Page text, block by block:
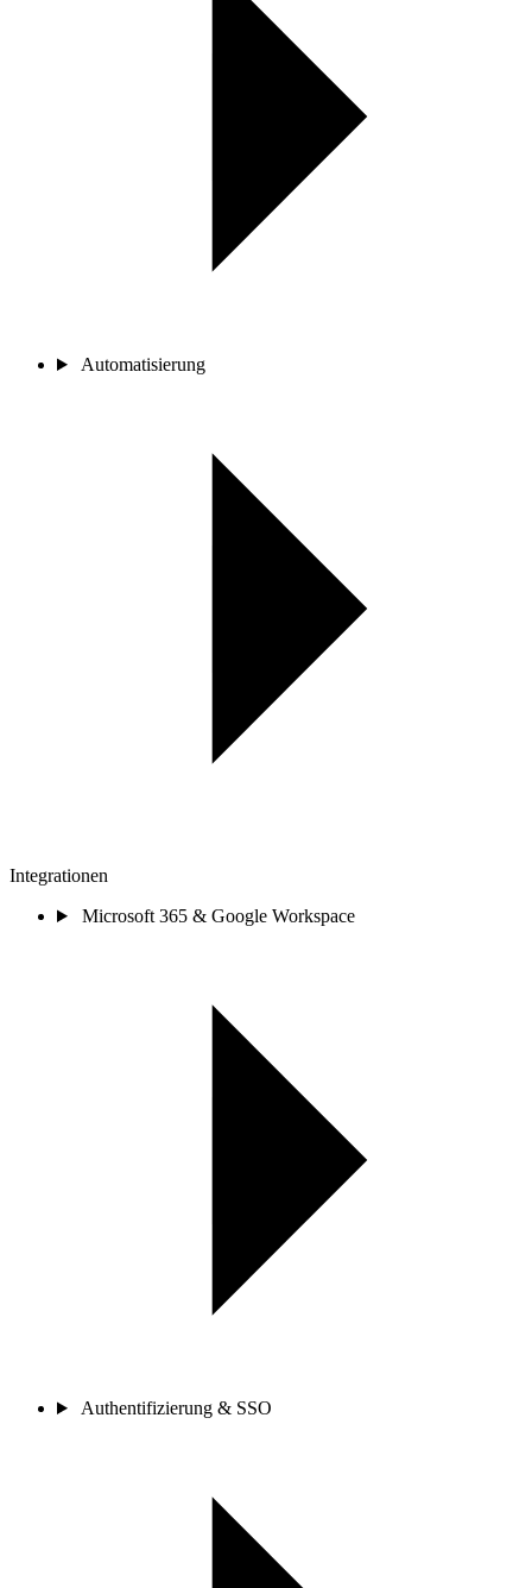
Automatisierung
Integrationen
Microsoft 365 & Google Workspace
Authentifizierung & SSO